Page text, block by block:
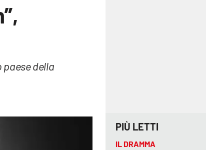
della
PIÙ LETTI
IL DRAMMA